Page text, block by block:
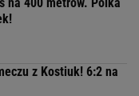
z Kostiuk! 6:2 na